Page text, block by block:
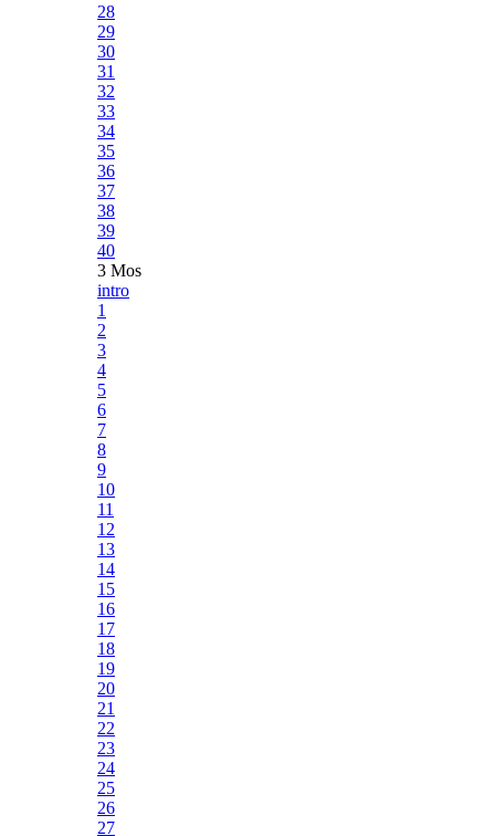
28
29
30
31
32
33
34
35
36
37
38
39
40
3 Mos
intro
1
2
3
4
5
6
7
8
9
10
11
12
13
14
15
16
17
18
19
20
21
22
23
24
25
26
27